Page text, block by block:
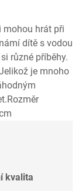
mohou hrát při
dítě s vodou
různé příběhy.
je mnoho
kvalita